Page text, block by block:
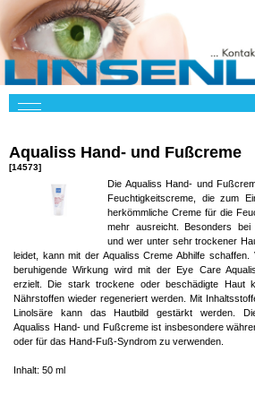
Aqualiss Hand- und Fußcreme
[14573]
Die Aqualiss Hand- und
Feuchtigkeitscreme, die zum
herkömmliche Creme für die
mehr ausreicht. Besonders bei
und wer unter sehr trockener
leidet, kann mit der Aqualiss Creme Abhilfe schaffen.
beruhigende Wirkung wird mit der Eye Care
erzielt. Die stark trockene oder beschädigte Haut
Nährstoffen wieder regeneriert werden. Mit
Linolsäre kann das Hautbild gestärkt werden. Die
Aqualiss Hand- und Fußcreme ist insbesondere
oder für das Hand-Fuß-Syndrom zu verwenden.
Inhalt: 50 ml